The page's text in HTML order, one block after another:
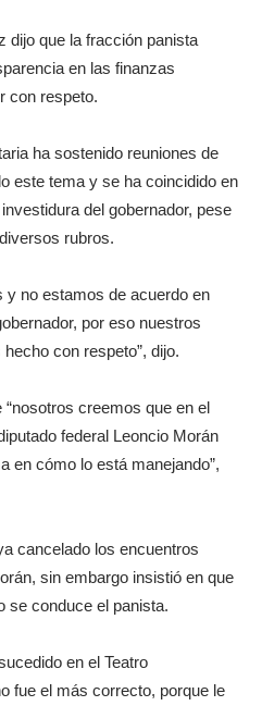
dijo que la fracción panista
en las finanzas
con respeto.
ha sostenido reuniones de
este tema y se ha coincidido en
del gobernador, pese
rubros.
y no estamos de acuerdo en
por eso nuestros
con respeto”, dijo.
creemos que en el
federal Leoncio Morán
en cómo lo está manejando”,
cancelado los encuentros
sin embargo insistió en que
se conduce el panista.
en el Teatro
fue el más correcto, porque le